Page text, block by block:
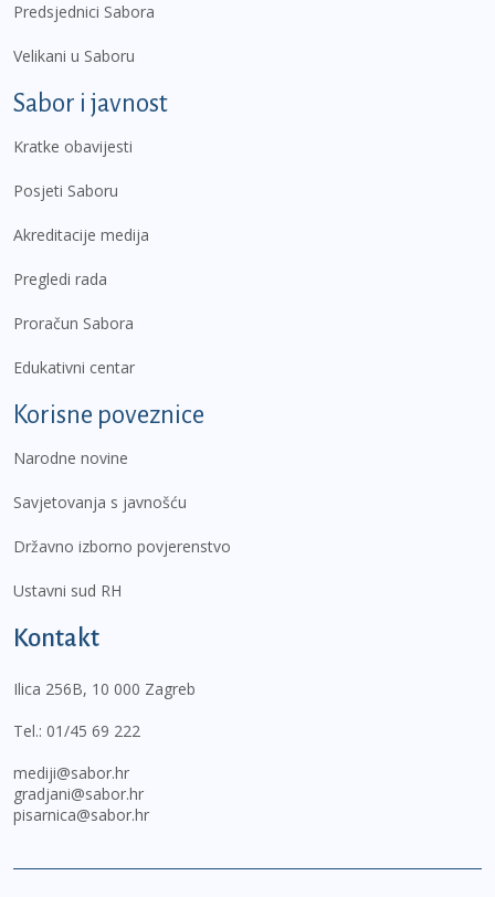
Predsjednici Sabora
Velikani u Saboru
Sabor i javnost
Kratke obavijesti
Posjeti Saboru
Akreditacije medija
Pregledi rada
Proračun Sabora
Edukativni centar
Korisne poveznice
Narodne novine
Savjetovanja s javnošću
Državno izborno povjerenstvo
Ustavni sud RH
Kontakt
Ilica 256B, 10 000 Zagreb
Tel.: 01/45 69 222
mediji@sabor.hr
gradjani@sabor.hr
pisarnica@sabor.hr